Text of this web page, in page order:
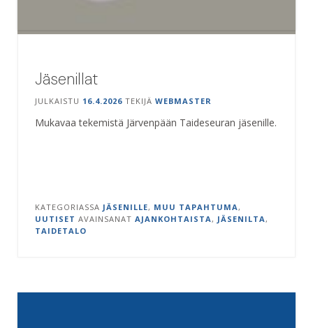
Jäsenillat
JULKAISTU 16.4.2026 TEKIJÄ WEBMASTER
Mukavaa tekemistä Järvenpään Taideseuran jäsenille.
KATEGORIASSA JÄSENILLE, MUU TAPAHTUMA ,
UUTISET AVAINSANAT AJANKOHTAISTA , JÄSENILTA ,
TAIDETALO